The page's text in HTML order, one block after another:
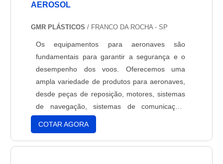
AEROSOL
GMR PLÁSTICOS/ FRANCO DA ROCHA - SP
Os equipamentos para aeronaves são
fundamentais para garantir a segurança e o
desempenho dos voos. Oferecemos uma
ampla variedade de produtos para aeronaves,
desde peças de reposição, motores, sistemas
de navegação, sistemas de comunicação,
sistemas de controle de voo, sistemas de
exaustão, sistemas de combustível, sistemas
de ar condicionado, sistemas de iluminação,
COTAR AGORA